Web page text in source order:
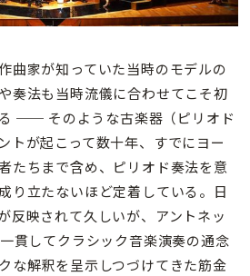
曲家が知っていた当時のモデルの
奏法も当時流儀に合わせてこそ初
── そのような古楽器（ピリオド
トが起こって数十年、すでにヨー
たちまで含め、ピリオド奏法を意
り立たないほど定着している。日
反映されて久しいが、アントネッ
貫してクラシック音楽演奏の通念
な解釈を呈示しつづけてきた筋金